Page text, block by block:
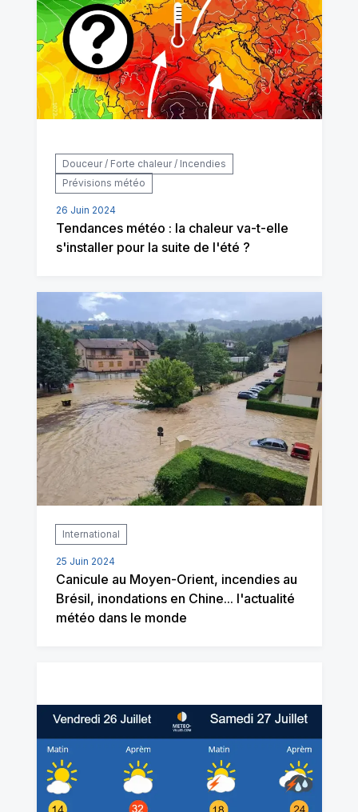
Douceur / Forte chaleur / Incendies
Prévisions météo
26 Juin 2024
Tendances météo : la chaleur va-t-elle
s'installer pour la suite de l'été ?
International
25 Juin 2024
Canicule au Moyen-Orient, incendies au
Brésil, inondations en Chine... l'actualité
météo dans le monde